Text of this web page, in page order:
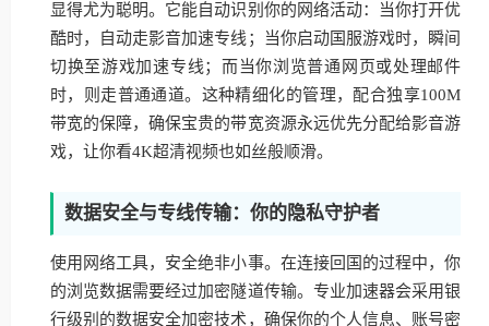
显得尤为聪明。它能自动识别你的网络活动：当你打开优
酷时，自动走影音加速专线；当你启动国服游戏时，瞬间
切换至游戏加速专线；而当你浏览普通网页或处理邮件
时，则走普通通道。这种精细化的管理，配合独享100M
带宽的保障，确保宝贵的带宽资源永远优先分配给影音游
戏，让你看4K超清视频也如丝般顺滑。
数据安全与专线传输：你的隐私守护者
使用网络工具，安全绝非小事。在连接回国的过程中，你
的浏览数据需要经过加密隧道传输。专业加速器会采用银
行级别的数据安全加密技术，确保你的个人信息、账号密